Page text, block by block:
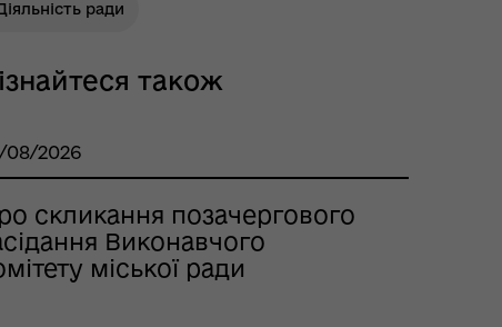
ради
також
08/2026
скликання позачергового
Виконавчого
міської ради